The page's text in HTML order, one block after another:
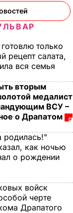
только
рецепт салата,
вся семья
вторым
медалист
ВСУ –
о Драпатом
как ночью
о рождении
войск
черте
Драпатого